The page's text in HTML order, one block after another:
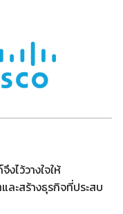
ไว้วางใจให้
ละสร้างธุรกิจที่ประสบ